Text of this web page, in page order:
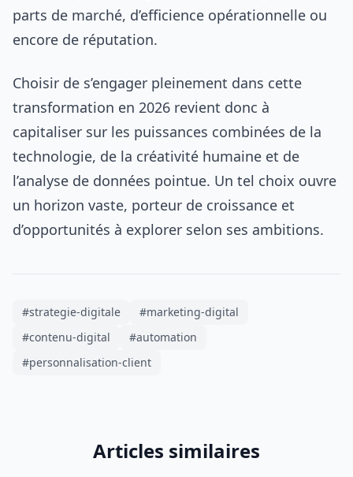
parts de marché, d’efficience opérationnelle ou
encore de réputation.
Choisir de s’engager pleinement dans cette
transformation en 2026 revient donc à
capitaliser sur les puissances combinées de la
technologie, de la créativité humaine et de
l’analyse de données pointue. Un tel choix ouvre
un horizon vaste, porteur de croissance et
d’opportunités à explorer selon ses ambitions.
#strategie-digitale
#marketing-digital
#contenu-digital
#automation
#personnalisation-client
Articles similaires